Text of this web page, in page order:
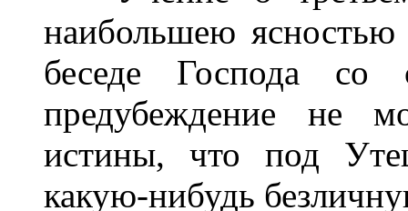
наибольшею
беседе Господа со
предубеждение не
истины, что под
какую-нибудь